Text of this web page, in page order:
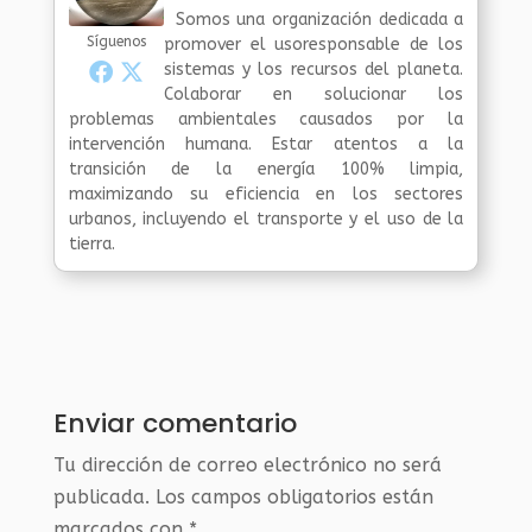
Síguenos
Somos una organización dedicada a
promover el usoresponsable de los
sistemas y los recursos del planeta.
Colaborar en solucionar los
problemas ambientales causados por la
intervención humana. Estar atentos a la
transición de la energía 100% limpia,
maximizando su eficiencia en los sectores
urbanos, incluyendo el transporte y el uso de la
tierra.
Enviar comentario
Tu dirección de correo electrónico no será
publicada. Los campos obligatorios están